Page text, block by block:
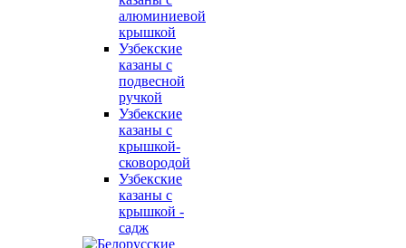
алюминиевой
крышкой
Узбекские
казаны с
подвесной
ручкой
Узбекские
казаны с
крышкой-
сковородой
Узбекские
казаны с
крышкой -
садж